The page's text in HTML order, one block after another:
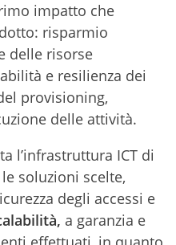
impatto che
risparmio
delle risorse
e resilienza dei
provisioning,
delle attività.
l’infrastruttura ICT di
soluzioni scelte,
degli accessi e
a garanzia e